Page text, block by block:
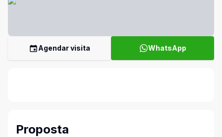
Agendar visita WhatsApp
Proposta